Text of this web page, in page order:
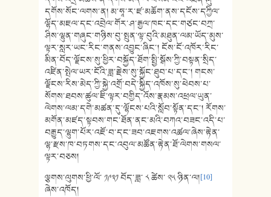
དགོས་སོང་ལགས་ན། མ་ཧཱ་ར་ཛ་མཆོག་ནས་དངོས་དཀྱིལ་
ལྷོད་མཇལ་དང་འབྲེལ་གོར་ཤ་རྒྱལ་ཁང་དང་གཙང་བཀྲ་
ཤིས་ལྷུན་གཞུང་གཉིས་བུ་སྤུན་ལྟ་བུའི་མཐུན་ལམ་ཡོད་མུས་
ལྟར་སླར་ཡང་རིང་གནས་འབྱུང་ཞིང་། ངོས་ངོ་འཁོར་རིང་
མིན་བོད་ལྗོངས་སུ་ཕྱིར་བསྐྱོད་ཐོག་སྤྱི་སྒོས་ཀྱི་བསྟན་སྲིད་
འཛིན་སྤེལ་ཡར་ངོའི་ཟླ་རྗེས་སུ་སྐྱོང་ཐུབ་པ་དང་། གངས་
ལྗོངས་རིས་མེད་ཀྱི་སྐྱེ་འགྲོ་བདེ་སྐྱིད་འཁོས་སུ་ཕེབས་པ་
སོགས་ཐབས་ཚུལ་ཇི་ལྟར་བགྱིད་འོས་རྣམས་འཕྲལ་ཡུན་
ལེགས་ལམ་དགེ་མཚན་དུ་ལྷོངས་པའི་སློབ་སྟོན་དང་། རོགས་
མགོན་མཛད་སྟབས་གང་ཐོན་ནང་མའི་བཀའ་བཟང་འདི་པ་
བརྒྱུད་ལྷུག་པོར་འཇོ་བ་དང་ཟབ་འཇགས་འཚལ་ཞེས་རྟེན་
ལྷ་རྫས་ཁ་བཏགས་དང་འབུལ་མཚོན་རྟེན་ཐོ་ལེགས་གསལ་
ལྟར་བཅས།
ལྕགས་ལུགས་ཕྱི་ལོ་ ༡༩༣༡ བོད་ཟླ་ ༨ ཚེས་ ༢༥ ཉིན་ལ།[10]
ཞེས་འཁོད།